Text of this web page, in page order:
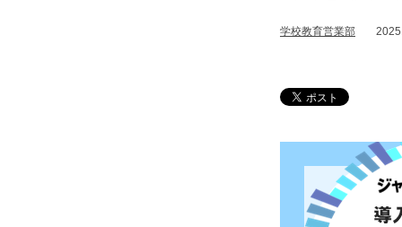
学校教育営業部